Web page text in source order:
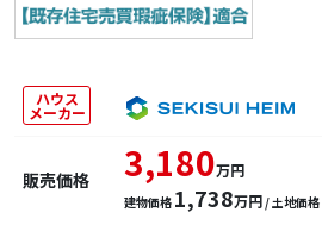
ハウス
メーカー
販売価格 3,180万円
建物価格 1,738万円 / 土地価格